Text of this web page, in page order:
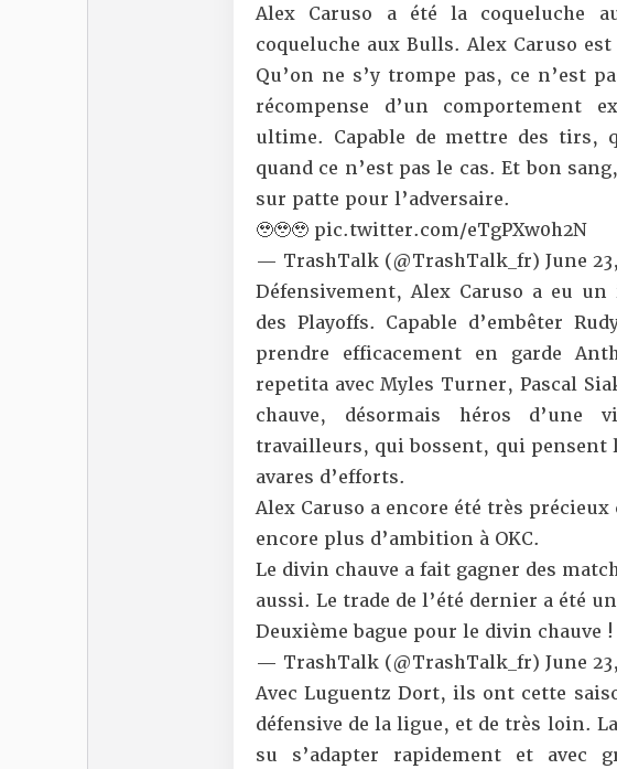
Alex Caruso a été la coqueluche
coqueluche aux Bulls. Alex Caruso
Qu’on ne s’y trompe pas, ce n’est
récompense d’un comportement
ultime. Capable de mettre des tirs,
quand ce n’est pas le cas. Et bon
sur patte pour l’adversaire.
🥹🥹🥹 pic.twitter.com/eTgPXw0h2N
— TrashTalk (@TrashTalk_fr) June
Défensivement, Alex Caruso a eu
des Playoffs. Capable d’embêter
prendre efficacement en garde
repetita avec Myles Turner, Pascal
chauve, désormais héros
travailleurs, qui bossent, qui pensent
avares d’efforts.
Alex Caruso a encore été très
encore plus d’ambition à OKC.
Le divin chauve a fait gagner des
aussi. Le trade de l’été dernier a été
Deuxième bague pour le divin chauve !
— TrashTalk (@TrashTalk_fr) June
Avec Luguentz Dort, ils ont cette
défensive de la ligue, et de très loin.
su s’adapter rapidement et avec